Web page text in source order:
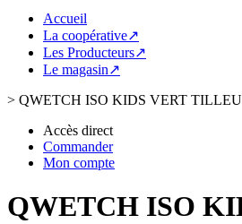
Accueil
La coopérative↗
Les Producteurs↗
Le magasin↗
> QWETCH ISO KIDS VERT
Accès direct
Commander
Mon compte
QWETCH ISO